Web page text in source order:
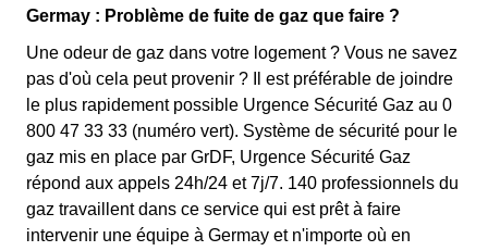
Germay : Problème de fuite de gaz que faire ?
Une odeur de gaz dans votre logement ? Vous ne savez
pas d'où cela peut provenir ? Il est préférable de joindre
le plus rapidement possible Urgence Sécurité Gaz au 0
800 47 33 33 (numéro vert). Système de sécurité pour le
gaz mis en place par GrDF, Urgence Sécurité Gaz
répond aux appels 24h/24 et 7j/7. 140 professionnels du
gaz travaillent dans ce service qui est prêt à faire
intervenir une équipe à Germay et n'importe où en